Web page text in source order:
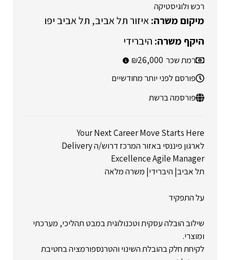
רכש ולוגיסטיקה
איזור תל אביב תל אביב יפו
היברידי
רמת שכר 26,000
פורסם לפני יותר מחודשיים
פורסמה ברשת
Your Next Career Move Starts Here
לארגון פיננסי באזור המרכז דרוש/ה Delivery
Excellence Agile Manager
תל אביב| היברידי| משרה מלאה
על התפקיד
שילוב הובלה עסקית וטכנולוגית במבט תהליכי, מערכתי
ומוצרי.
לקיחת חלק בהובלת השינוי והטרנספורמציה בחטיבת